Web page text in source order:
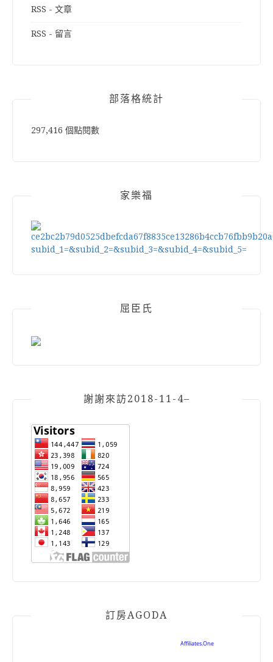
RSS - 文章
RSS - 留言
部落格統計
297,416 個點閱數
家樂福
屈臣氏
謝謝來訪2018-11-4–
訂房AGODA